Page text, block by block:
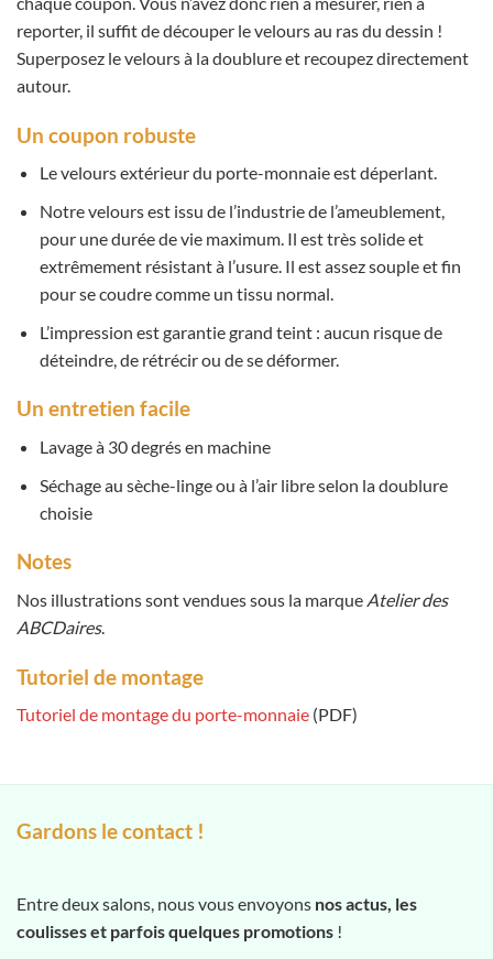
reporter, il suffit de découper le velours au ras du dessin !
Superposez le velours à la doublure et recoupez directement
autour.
Un coupon robuste
Le velours extérieur du porte-monnaie est déperlant.
Notre velours est issu de l’industrie de l’ameublement,
pour une durée de vie maximum. Il est très solide et
extrêmement résistant à l’usure. Il est assez souple et fin
pour se coudre comme un tissu normal.
L’impression est garantie grand teint : aucun risque de
déteindre, de rétrécir ou de se déformer.
Un entretien facile
Lavage à 30 degrés en machine
Séchage au sèche-linge ou à l’air libre selon la doublure
choisie
Notes
Nos illustrations sont vendues sous la marque Atelier des
ABCDaires.
Tutoriel de montage
Tutoriel de montage du porte-monnaie (PDF)
Gardons le contact !
Entre deux salons, nous vous envoyons nos actus, les
coulisses et parfois quelques promotions !